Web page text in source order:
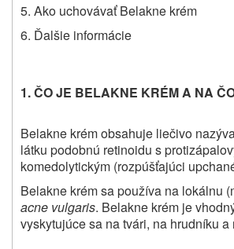
5. Ako uchovávať Belakne krém
6. Ďalšie informácie
1. ČO JE BELAKNE KRÉM A NA
Belakne krém obsahuje liečivo
látku podobnú retinoidu s
komedolytickým (rozpúšťajúci
Belakne krém sa používa na lokálnu
acne vulgaris. Belakne krém je
vyskytujúce sa na tvári, na hrudníku a